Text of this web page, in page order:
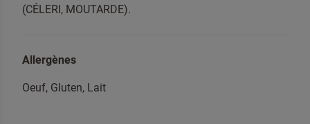
(CÉLERI, MOUTARDE).
Allergènes
Oeuf, Gluten, Lait
Pour lutter contre le spam, sélectionnez le